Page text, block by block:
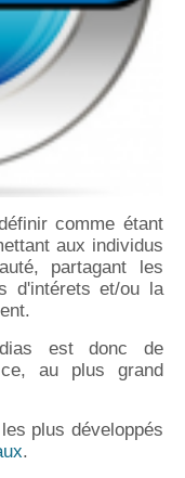
comme étant
aux individus
partagant les
d'intérets et/ou la
est donc de
au plus grand
plus développés
.